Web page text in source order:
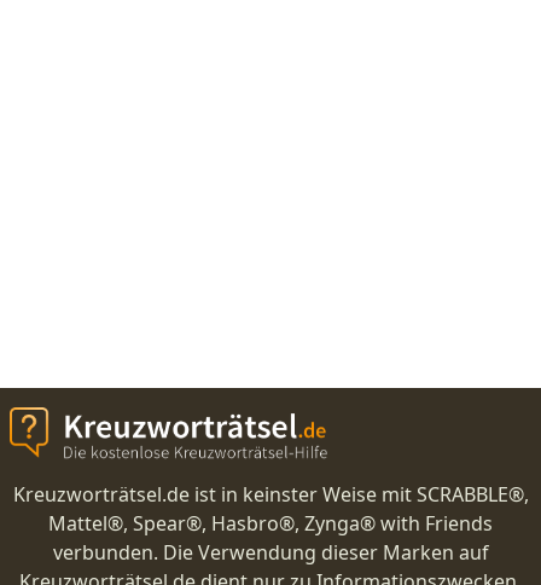
Kreuzworträtsel.de ist in keinster Weise mit SCRABBLE®,
Mattel®, Spear®, Hasbro®, Zynga® with Friends
verbunden. Die Verwendung dieser Marken auf